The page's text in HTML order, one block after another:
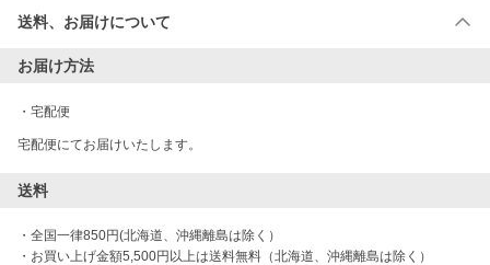
送料、お届けについて
お届け方法
・ 宅配便
宅配便にてお届けいたします。
送料
・全国一律850円(北海道、沖縄離島は除く）
・お買い上げ金額5,500円以上は送料無料（北海道、沖縄離島は除く）